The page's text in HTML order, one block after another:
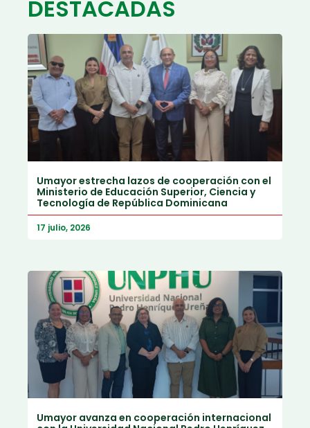
DESTACADAS
Umayor estrecha lazos de cooperación con el
Ministerio de Educación Superior, Ciencia y
Tecnología de República Dominicana
17 julio, 2026
Umayor avanza en cooperación internacional